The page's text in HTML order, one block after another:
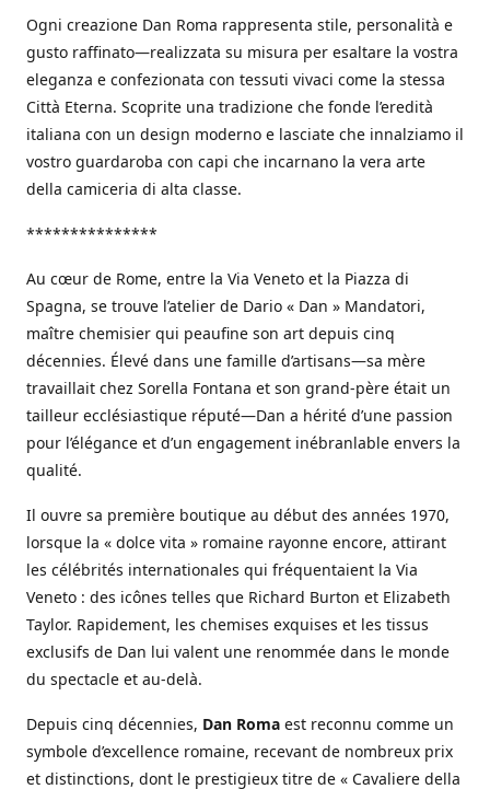
Ogni creazione Dan Roma rappresenta stile, personalità e
gusto raffinato—realizzata su misura per esaltare la vostra
eleganza e confezionata con tessuti vivaci come la stessa
Città Eterna. Scoprite una tradizione che fonde l’eredità
italiana con un design moderno e lasciate che innalziamo il
vostro guardaroba con capi che incarnano la vera arte
della camiceria di alta classe.
***************
Au cœur de Rome, entre la Via Veneto et la Piazza di
Spagna, se trouve l’atelier de Dario « Dan » Mandatori,
maître chemisier qui peaufine son art depuis cinq
décennies. Élevé dans une famille d’artisans—sa mère
travaillait chez Sorella Fontana et son grand-père était un
tailleur ecclésiastique réputé—Dan a hérité d’une passion
pour l’élégance et d’un engagement inébranlable envers la
qualité.
Il ouvre sa première boutique au début des années 1970,
lorsque la « dolce vita » romaine rayonne encore, attirant
les célébrités internationales qui fréquentaient la Via
Veneto : des icônes telles que Richard Burton et Elizabeth
Taylor. Rapidement, les chemises exquises et les tissus
exclusifs de Dan lui valent une renommée dans le monde
du spectacle et au-delà.
Depuis cinq décennies, Dan Roma est reconnu comme un
symbole d’excellence romaine, recevant de nombreux prix
et distinctions, dont le prestigieux titre de « Cavaliere della